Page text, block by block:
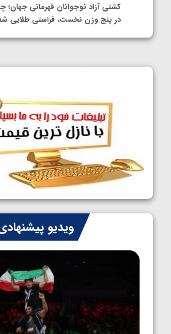
کشتی آزاد نوجوانان قهرمانی جهان؛
در پنج وزن نخست، فراستی طلایی
1405/05/11
کشتی آزاد نوجوانان جهان؛ رقبای
ایران مشخص شدند
1405/05/08
کشتی فرنگی نوجوانان جهان؛ سکوی
سوم برای ایران
1405/05/07
ایران چشم به راه چهار مدال در پنج
کشتی فرنگی نوجوانان جهان
1405/05/06
ویدیو